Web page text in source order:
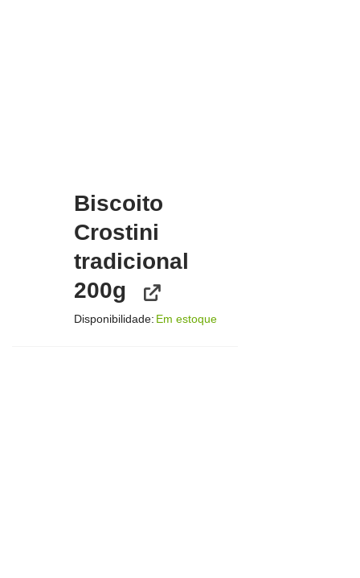
Biscoito
Crostini
tradicional
200g
Disponibilidade: Em estoque